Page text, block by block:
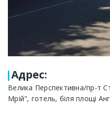
Адрес:
Велика Перспективна/пр-т
Мрій", готель, біля площі